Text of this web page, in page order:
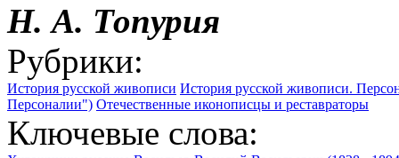
Н. А. Топурия
Рубрики:
История русской живописи История русской живописи.
Персоналии") Отечественные иконописцы и реставраторы
Ключевые слова: